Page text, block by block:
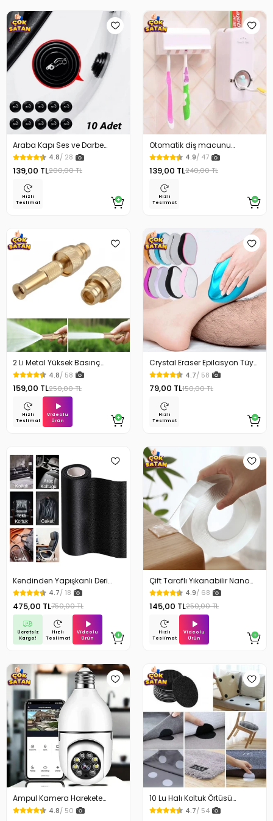
Araba Kapı Ses ve Darbe
Emici Pad 10 Adet
4.8/ 28
139,00 TL200,00 TL
Hızlı
Teslimat
Otomatik diş macunu
sıkacağı ve fırça tutacağı
4.9/ 47
139,00 TL240,00 TL
Hızlı
Teslimat
2 Li Metal Yüksek Basınç
Yağmurlamalı Hortum Ucu
4.8/ 58
159,00 TL250,00 TL
Hızlı
Teslimat
Videolu
Ürün
Crystal Eraser Epilasyon Tüy
Silgisi Tüy Alıcı
4.7/ 58
79,00 TL150,00 TL
Hızlı
Teslimat
Kendinden Yapışkanlı Deri
Döşeme Deri Tamir Kiti Siyah
100 Cm x 50 Cm
4.7/ 18
475,00 TL750,00 TL
Ücretsiz
Kargo!
Hızlı
Teslimat
Videolu
Ürün
Çift Taraflı Yıkanabilir Nano
Teknoloji Bant 3 mt
4.9/ 68
145,00 TL250,00 TL
Hızlı
Teslimat
Videolu
Ürün
Ampul Kamera Harekete
Duyarlı Gece Görüşlü
4.8/ 50
10 Lu Halı Koltuk Örtüsü
Kaydırmaz Cırtlı Pad
4.7/ 54